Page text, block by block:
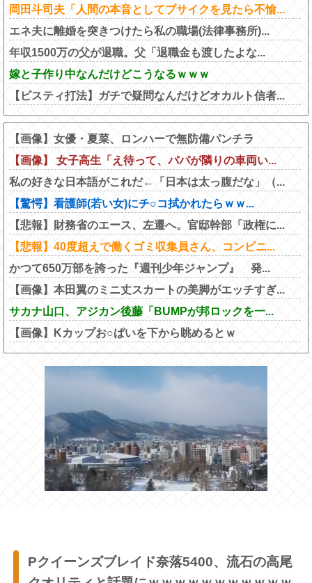
岡田斗司夫「人間の本音としてブサイクを見たら不愉...
エネ夫に離婚を突きつけたら私の職場(法律事務所)...
年収1500万の父が退職。父「退職金も渡したよな...
嫁と子作り中なんだけどこうなるｗｗｗ
【ビスティ打法】ガチで疑問なんだけどオカルト信者...
【画像】女優・夏菜、ロンハーで無防備パンチラ
【画像】 女子高生「え待って、パパが隣りの車両い...
私の好きな日本語がこれだ←「日本は太っ腹だな」（...
【驚愕】看護師(若い女)にチ○コ拭かれたらｗｗ...
【悲報】財務省のエース、左遷へ。官邸幹部「政権に...
【悲報】40度超えで働くゴミ収集員さん、コンビニ...
かつて650万部を誇った『週刊少年ジャンプ』 発...
【画像】本田翼のミニ丈スカートの美脚がエッチすぎ...
サカナ山口、アジカン後藤「BUMPが邦ロックを一...
【画像】Kカップお○ぱいを下から眺めるとｗ
Pクイーンズブレイド奈落5400、流石の高尾